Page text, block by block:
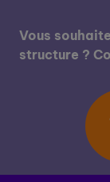
Vous
structure ?